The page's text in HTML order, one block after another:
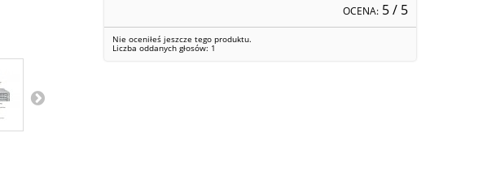
OCENA: 5/ 5
Nie oceniłeś jeszcze tego produktu.
Liczba oddanych głosów: 1